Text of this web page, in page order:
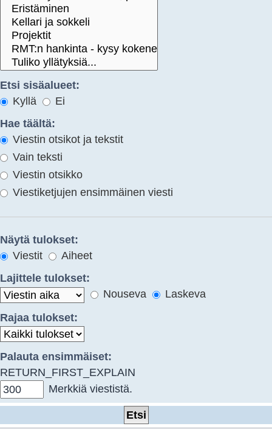
Etsi sisäalueet:
Kyllä
Ei
Hae täältä:
Viestin otsikot ja tekstit
Vain teksti
Viestin otsikko
Viestiketjujen ensimmäinen viesti
Näytä tulokset:
Viestit
Aiheet
Lajittele tulokset:
Nouseva
Laskeva
Rajaa tulokset:
Palauta ensimmäiset:
RETURN_FIRST_EXPLAIN
Merkkiä viestistä.